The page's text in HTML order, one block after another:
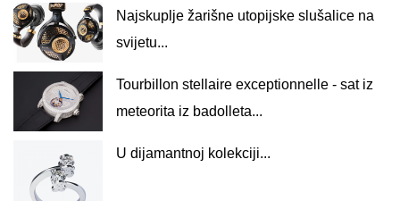
Najskuplje žarišne utopijske slušalice na
svijetu...
Tourbillon stellaire exceptionnelle - sat iz
meteorita iz badolleta...
U dijamantnoj kolekciji...